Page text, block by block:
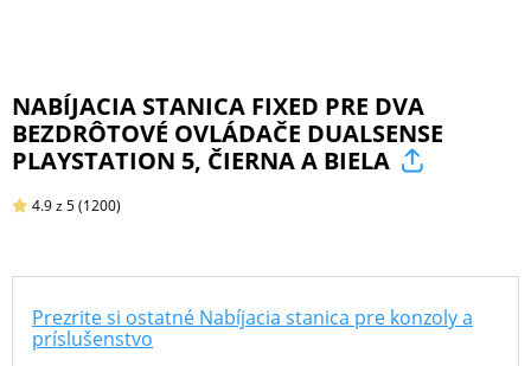
PRÍSLUŠENSTVO
PRE
MOBILY
PRE
TABLETY
NABÍJACIA STANICA FIXED PRE DVA
BEZDRÔTOVÉ OVLÁDAČE DUALSENSE
PLAYSTATION 5, ČIERNA A BIELA
4.9z 5(1200)
Prezrite si ostatné Nabíjacia stanica pre konzoly a
príslušenstvo